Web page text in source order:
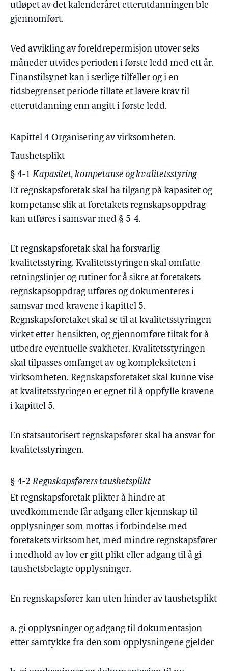
utløpet av det kalenderåret etterutdanningen ble
gjennomført.
Ved avvikling av foreldrepermisjon utover seks
måneder utvides perioden i første ledd med ett år.
Finanstilsynet kan i særlige tilfeller og i en
tidsbegrenset periode tillate et lavere krav til
etterutdanning enn angitt i første ledd.
Kapittel 4 Organisering av virksomheten.
Taushetsplikt
§ 4-1 Kapasitet, kompetanse og kvalitetsstyring
Et regnskapsforetak skal ha tilgang på kapasitet og
kompetanse slik at foretakets regnskapsoppdrag
kan utføres i samsvar med § 5-4.
Et regnskapsforetak skal ha forsvarlig
kvalitetsstyring. Kvalitetsstyringen skal omfatte
retningslinjer og rutiner for å sikre at foretakets
regnskapsoppdrag utføres og dokumenteres i
samsvar med kravene i kapittel 5.
Regnskapsforetaket skal se til at kvalitetsstyringen
virket etter hensikten, og gjennomføre tiltak for å
utbedre eventuelle svakheter. Kvalitetsstyringen
skal tilpasses omfanget av og kompleksiteten i
virksomheten. Regnskapsforetaket skal kunne vise
at kvalitetsstyringen er egnet til å oppfylle kravene
i kapittel 5.
En statsautorisert regnskapsfører skal ha ansvar for
kvalitetsstyringen.
§ 4-2 Regnskapsførers taushetsplikt
Et regnskapsforetak plikter å hindre at
uvedkommende får adgang eller kjennskap til
opplysninger som mottas i forbindelse med
foretakets virksomhet, med mindre regnskapsfører
i medhold av lov er gitt plikt eller adgang til å gi
taushetsbelagte opplysninger.
En regnskapsfører kan uten hinder av taushetsplikt
a. gi opplysninger og adgang til dokumentasjon
etter samtykke fra den som opplysningene gjelder